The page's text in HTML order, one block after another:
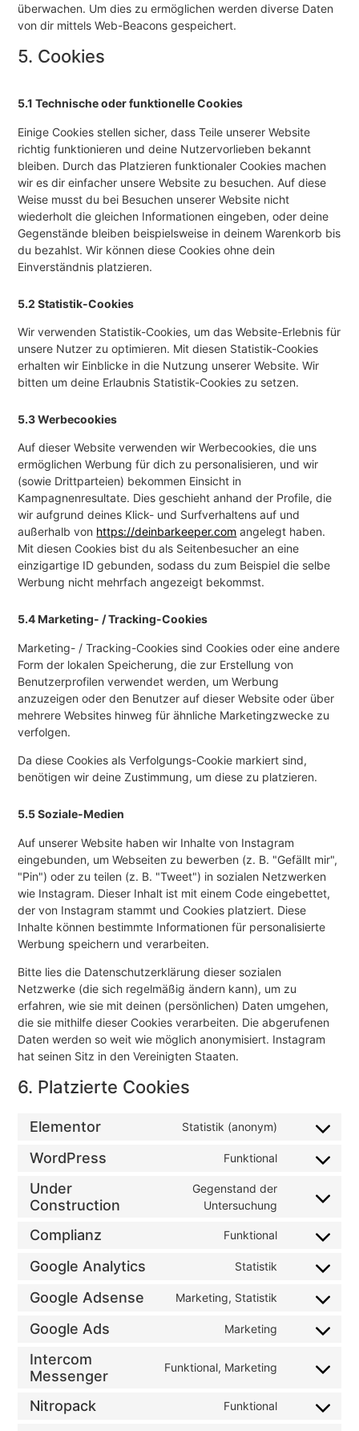
überwachen. Um dies zu ermöglichen werden diverse Daten
von dir mittels Web-Beacons gespeichert.
5. Cookies
5.1 Technische oder funktionelle Cookies
Einige Cookies stellen sicher, dass Teile unserer Website
richtig funktionieren und deine Nutzervorlieben bekannt
bleiben. Durch das Platzieren funktionaler Cookies machen
wir es dir einfacher unsere Website zu besuchen. Auf diese
Weise musst du bei Besuchen unserer Website nicht
wiederholt die gleichen Informationen eingeben, oder deine
Gegenstände bleiben beispielsweise in deinem Warenkorb bis
du bezahlst. Wir können diese Cookies ohne dein
Einverständnis platzieren.
5.2 Statistik-Cookies
Wir verwenden Statistik-Cookies, um das Website-Erlebnis für
unsere Nutzer zu optimieren. Mit diesen Statistik-Cookies
erhalten wir Einblicke in die Nutzung unserer Website. Wir
bitten um deine Erlaubnis Statistik-Cookies zu setzen.
5.3 Werbecookies
Auf dieser Website verwenden wir Werbecookies, die uns
ermöglichen Werbung für dich zu personalisieren, und wir
(sowie Drittparteien) bekommen Einsicht in
Kampagnenresultate. Dies geschieht anhand der Profile, die
wir aufgrund deines Klick- und Surfverhaltens auf und
außerhalb von https://deinbarkeeper.com angelegt haben.
Mit diesen Cookies bist du als Seitenbesucher an eine
einzigartige ID gebunden, sodass du zum Beispiel die selbe
Werbung nicht mehrfach angezeigt bekommst.
5.4 Marketing- / Tracking-Cookies
Marketing- / Tracking-Cookies sind Cookies oder eine andere
Form der lokalen Speicherung, die zur Erstellung von
Benutzerprofilen verwendet werden, um Werbung
anzuzeigen oder den Benutzer auf dieser Website oder über
mehrere Websites hinweg für ähnliche Marketingzwecke zu
verfolgen.
Da diese Cookies als Verfolgungs-Cookie markiert sind,
benötigen wir deine Zustimmung, um diese zu platzieren.
5.5 Soziale-Medien
Auf unserer Website haben wir Inhalte von Instagram
eingebunden, um Webseiten zu bewerben (z. B. "Gefällt mir",
"Pin") oder zu teilen (z. B. "Tweet") in sozialen Netzwerken
wie Instagram. Dieser Inhalt ist mit einem Code eingebettet,
der von Instagram stammt und Cookies platziert. Diese
Inhalte können bestimmte Informationen für personalisierte
Werbung speichern und verarbeiten.
Bitte lies die Datenschutzerklärung dieser sozialen
Netzwerke (die sich regelmäßig ändern kann), um zu
erfahren, wie sie mit deinen (persönlichen) Daten umgehen,
die sie mithilfe dieser Cookies verarbeiten. Die abgerufenen
Daten werden so weit wie möglich anonymisiert. Instagram
hat seinen Sitz in den Vereinigten Staaten.
6. Platzierte Cookies
Elementor Statistik (anonym)
WordPress Funktional
Under
Construction
Gegenstand der
Untersuchung
Complianz Funktional
Google Analytics Statistik
Google Adsense Marketing, Statistik
Google Ads Marketing
Intercom
Messenger
Funktional, Marketing
Nitropack Funktional